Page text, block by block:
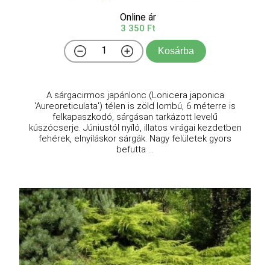
Online ár
3 350 Ft
Kosárba
A sárgacirmos japánlonc (Lonicera japonica
'Aureoreticulata') télen is zöld lombú, 6 méterre is
felkapaszkodó, sárgásan tarkázott levelű
kúszócserje. Júniustól nyíló, illatos virágai kezdetben
fehérek, elnyíláskor sárgák. Nagy felületek gyors
befutta ...